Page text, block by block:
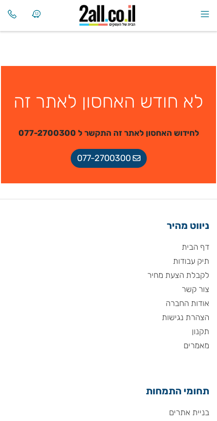
לא חודש האחסון לאתר זה
לחידוש האחסון לאתר זה התקשר ל 077-2700300
077-2700300
ניווט מהיר
דף הבית
תיק עבודות
לקבלת הצעת מחיר
צור קשר
אודות החברה
הצהרת נגישות
תקנון
מאמרים
תחומי התמחות
בניית אתרים